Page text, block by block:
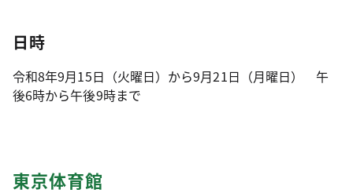
日時
令和8年9月15日（火曜日）から9月21日（月曜日） 午
後6時から午後9時まで
東京体育館